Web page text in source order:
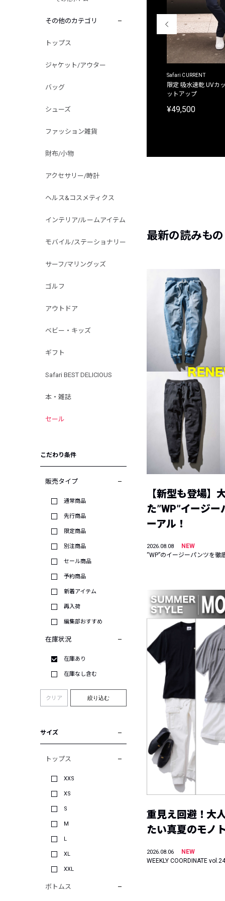
その他のカテゴリ
トップス
ジャケット/アウター
バッグ
シューズ
ファッション雑貨
財布/小物
アクセサリー/時計
ヘルス&コスメティクス
インテリア/ルームアイテム
モバイル/ステーショナリー
サーフ/マリングッズ
ゴルフ
アウトドア
ベビー・キッズ
ギフト
Safari BEST DELICIOUS
本・雑誌
セール
こだわり条件
販売タイプ
通常商品
先行商品
限定商品
別注商品
セール商品
予約商品
新着アイテム
再入荷
編集部おすすめ
在庫状況
在庫あり
在庫なし含む
クリア 絞り込む
サイズ
トップス
XXS
XS
S
M
L
XL
XXL
ボトムス
別注限定 フード付き チェックシャツジャケット
Safari CURRENT
限定 吸水速乾 UVカ
ットアップ
¥49,500
最新の読みもの
【新型も登場】
た”WP”イージ
ーアル！
2026.08.08
NEW
“WP”のイージーパンツを徹
重見え回避！大
たい真夏のモノ
2026.08.06
NEW
WEEKLY COORDINATE